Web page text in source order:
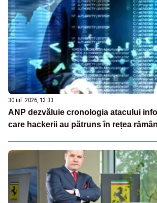
30 iul. 2026, 13:33
ANP dezvăluie cronologia atacului
care hackerii au pătruns în rețea